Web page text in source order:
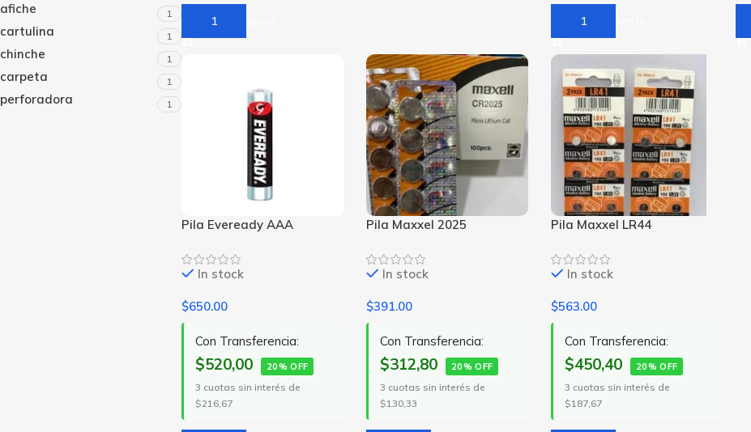
afiche 1
cartulina 1
chinche 1
carpeta 1
perforadora 1
Añadir Al Carrito Añadir Al Carrito
Pila Eveready AAA
In stock
$650.00
Con Transferencia:
$520,00 20% OFF
3 cuotas sin interés de
$216,67
Pila Maxxel 2025
In stock
$391.00
Con Transferencia:
$312,80 20% OFF
3 cuotas sin interés de
$130,33
Pila Maxxel LR44
In stock
$563.00
Con Transferencia:
$450,40 20% OFF
3 cuotas sin interés de
$187,67